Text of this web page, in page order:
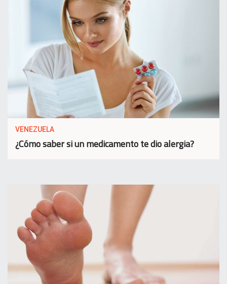
VENEZUELA
¿Cómo saber si un medicamento te dio alergia?